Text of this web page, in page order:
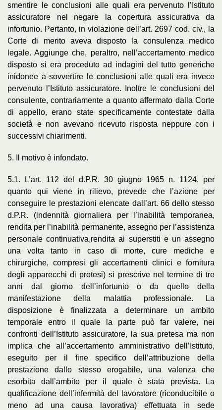
smentire le conclusioni alle quali era pervenuto l’Istituto
assicuratore nel negare la copertura assicurativa da
infortunio. Pertanto, in violazione dell’art. 2697 cod. civ., la
Corte di merito aveva disposto la consulenza medico
legale. Aggiunge che, peraltro, nell’accertamento medico
disposto si era proceduto ad indagini del tutto generiche
inidonee a sovvertire le conclusioni alle quali era invece
pervenuto l’Istituto assicuratore. Inoltre le conclusioni del
consulente, contrariamente a quanto affermato dalla Corte
di appello, erano state specificamente contestate dalla
società e non avevano ricevuto risposta neppure con i
successivi chiarimenti.
5. Il motivo è infondato.
5.1. L’art. 112 del d.P.R. 30 giugno 1965 n. 1124, per
quanto qui viene in rilievo, prevede che l’azione per
conseguire le prestazioni elencate dall’art. 66 dello stesso
d.P.R. (indennità giornaliera per l’inabilità temporanea,
rendita per l’inabilità permanente, assegno per l’assistenza
personale continuativa,rendita ai superstiti e un assegno
una volta tanto in caso di morte, cure mediche e
chirurgiche, compresi gli accertamenti clinici e fornitura
degli apparecchi di protesi) si prescrive nel termine di tre
anni dal giorno dell’infortunio o da quello della
manifestazione della malattia professionale. La
disposizione è finalizzata a determinare un ambito
temporale entro il quale la parte può far valere, nei
confronti dell’Istituto assicuratore, la sua pretesa ma non
implica che all’accertamento amministrativo dell’Istituto,
eseguito per il fine specifico dell’attribuzione della
prestazione dallo stesso erogabile, una valenza che
esorbita dall’ambito per il quale è stata prevista. La
qualificazione dell’infermità del lavoratore (riconducibile o
meno ad una causa lavorativa) effettuata in sede